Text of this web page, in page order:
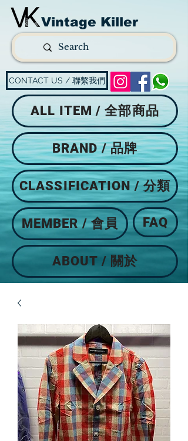
Vintage Killer
CONTACT US / 聯繫我們
ALL ITEM / 全部商品
BRAND / 品牌
CLASSIFICATION / 分類
MEMBER / 會員 FAQ
ABOUT / 關於